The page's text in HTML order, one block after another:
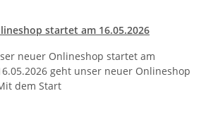
startet am 16.05.2026
Onlineshop startet am
geht unser neuer Onlineshop
dem Start